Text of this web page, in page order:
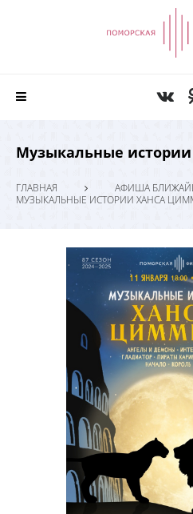
Музыкальные
ГЛАВНАЯ
АФИША
МУЗЫКАЛЬНЫЕ ИСТОРИИ ХАНСА